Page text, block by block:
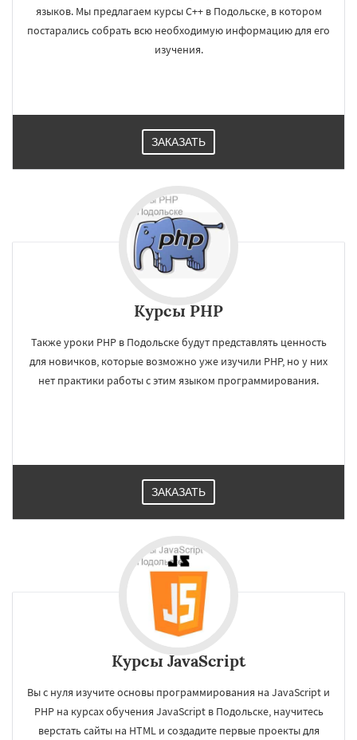
языков. Мы предлагаем курсы C++ в Подольске, в котором
постарались собрать всю необходимую информацию для его
изучения.
ЗАКАЗАТЬ
Курсы PHP
Также уроки РНР в Подольске будут представлять ценность
для новичков, которые возможно уже изучили PHP, но у них
нет практики работы с этим языком программирования.
ЗАКАЗАТЬ
Курсы JavaScript
Вы с нуля изучите основы программирования на JavaScript и
PHP на курсах обучения JavaScript в Подольске, научитесь
верстать сайты на HTML и создадите первые проекты для